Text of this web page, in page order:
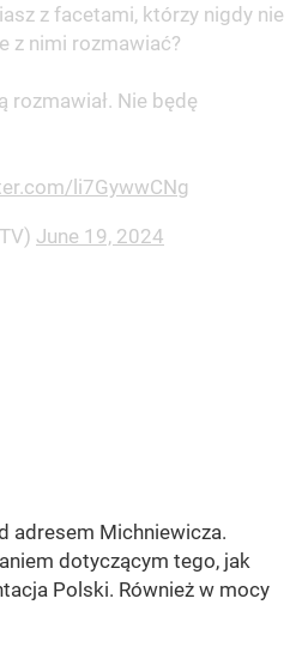
z facetami, którzy nigdy nie
z nimi rozmawiać?
rozmawiał. Nie będę
li7GywwCNg
June 19, 2024
adresem Michniewicza.
dotyczącym tego, jak
Polski. Również w mocy